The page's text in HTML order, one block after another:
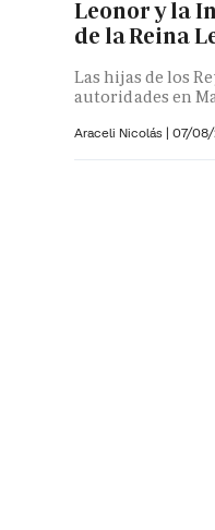
Leonor y la
de la Reina
Las hijas de los
autoridades en
Araceli Nicolás | 07/08/